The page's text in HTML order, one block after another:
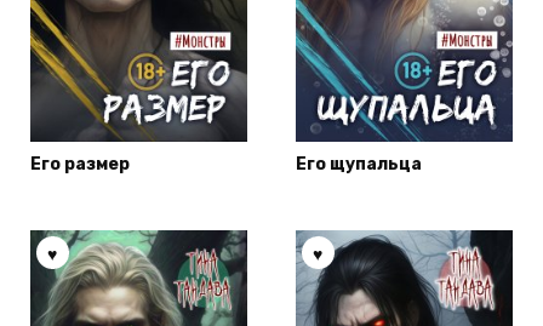
Его размер Его щупальца